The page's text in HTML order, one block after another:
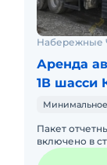
Набережные
Аренда
Минимальное
Пакет
включено в